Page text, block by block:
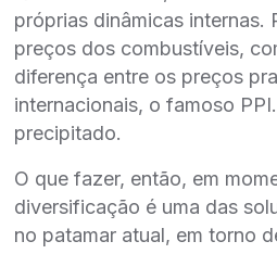
próprias dinâmicas internas.
preços dos combustíveis,
diferença entre os preços
internacionais, o famoso
precipitado.
O que fazer, então, em
diversificação é uma das
no patamar atual, em torno